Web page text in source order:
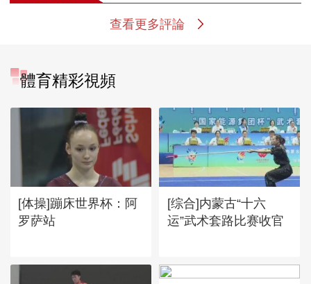
查看更多評論
體育精彩視頻
[体操]蹦床世界杯：阿
罗萨站
[综合]内蒙古“十六
运”武术套路比赛收官